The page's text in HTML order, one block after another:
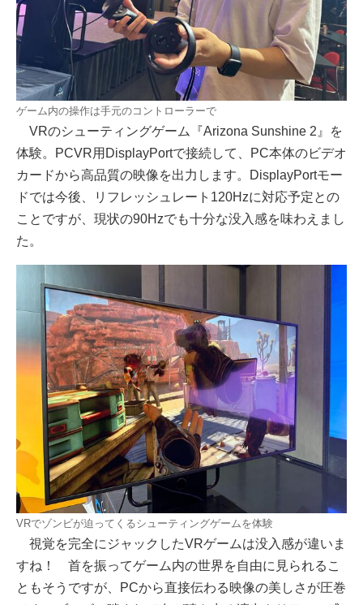
ゲーム内の操作は手元のコントローラーで
VRのシューティングゲーム『Arizona Sunshine 2』を
体験。PCVR用DisplayPortで接続して、PC本体のビデオ
カードから高品質の映像を出力します。DisplayPortモー
ドでは今後、リフレッシュレート120Hzに対応予定との
ことですが、現状の90Hzでも十分な没入感を味わえまし
た。
VRでゾンビが迫ってくるシューティングゲームを体験
視覚を完全にジャックしたVRゲームは没入感が違いま
すね！ 首を振ってゲーム内の世界を自由に見られるこ
ともそうですが、PCから直接伝わる映像の美しさが圧巻